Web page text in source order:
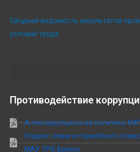
Сводная ведомость результатов
условий труда
Противодействие
Антикоррупционная политика
Кодекс этики и служебного
МАУ ТРК Братск